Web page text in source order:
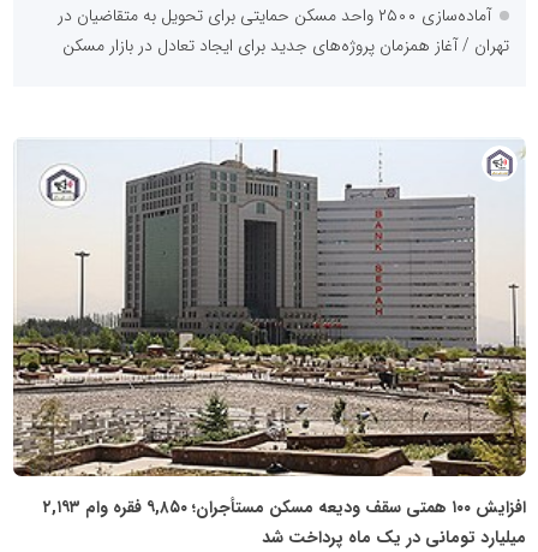
آماده‌سازی ۲۵۰۰ واحد مسکن حمایتی برای تحویل به متقاضیان در
تهران / آغاز همزمان پروژه‌های جدید برای ایجاد تعادل در بازار مسکن
افزایش ۱۰۰ همتی سقف ودیعه مسکن مستأجران؛ ۹,۸۵۰ فقره وام ۲,۱۹۳
میلیارد تومانی در یک ماه پرداخت شد
پایگاه
نهضت
ملی
مسکن